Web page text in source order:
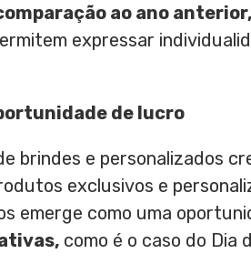
ao ano anterior,
expressar
de lucro
brindes e personalizados
exclusivos e
emerge como uma
como é o caso do Dia